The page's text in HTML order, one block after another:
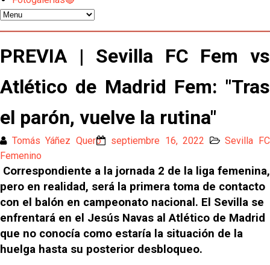
Nico Guillén:"Es importante que el equipo sea una
El Sevilla oficializa el traspaso de Sow
reflejado que podemos tirar para delante y
trabajamos con ilusión
Diomande ya es madridista mientras Rodri agita el
mercado
OFICIAL | Juanlu se marcha al Bournemouth
Los posibles herederos del número 16 tras la
marcha de Juanlu
Alberto Flores, muy cerca de convertirse en nuevo
PREVIA | Sevilla FC Fem vs
Atlético de Madrid Fem: "Tras
el parón, vuelve la rutina"
Tomás Yáñez Quero septiembre 16, 2022
Sevilla FC
Femenino
Correspondiente a la jornada 2 de la liga femenina,
pero en realidad, será la primera toma de contacto
con el balón en campeonato nacional. El Sevilla se
enfrentará en el Jesús Navas al Atlético de Madrid
que no conocía como estaría la situación de la
huelga hasta su posterior desbloqueo.